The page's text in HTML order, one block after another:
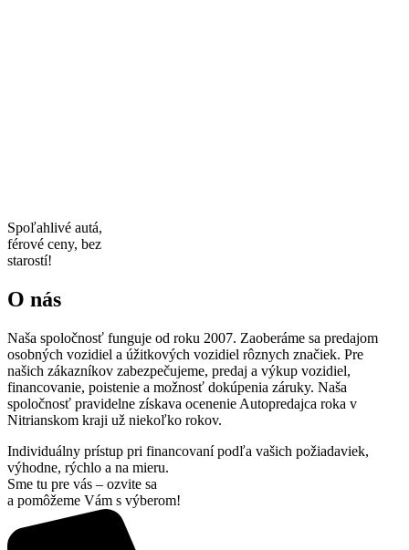
Spoľahlivé autá,
férové ceny, bez
starostí!
O nás
Naša spoločnosť funguje od roku 2007. Zaoberáme sa predajom
osobných vozidiel a úžitkových vozidiel rôznych značiek. Pre
našich zákazníkov zabezpečujeme, predaj a výkup vozidiel,
financovanie, poistenie a možnosť dokúpenia záruky. Naša
spoločnosť pravidelne získava ocenenie Autopredajca roka v
Nitrianskom kraji už niekoľko rokov.
Individuálny prístup pri financovaní podľa vašich požiadaviek,
výhodne, rýchlo a na mieru.
Sme tu pre vás – ozvite sa
a pomôžeme Vám s výberom!